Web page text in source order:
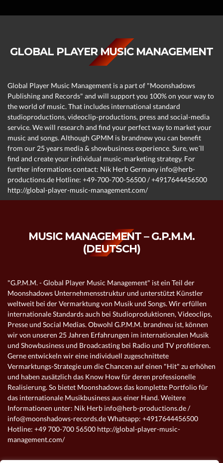
GLOBAL PLAYER MUSIC MANAGEMENT
Global Player Music Management is a part of "Moonshadows
Publishing and Records" and will support you 100% on your way to
the world of music. That includes international standard
studioproductions, videoclip-productions, press and social-media
service. We will research and find your perfect way to market your
music and songs. Although GPMM is brandnew you can benefit
from our 25 years media & showbusiness experience. Sure, we´ll
find and create your individual music-marketing strategy. For
further informations contact: Nik Herb Germany info@herb-
productions.de Hotline: +49-700-700-56500 / +4917644456500
http://global-player-music-management.com/
MUSIC MANAGEMENT – G.P.M.M.
(DEUTSCH)
"G.P.M.M. - Global Player Music Management" ist ein Teil der
Moonshadows Unternehmensstruktur und unterstützt Künstler
weltweit bei der Vermarktung von Musik und Songs. Wir erfüllen
internationale Standards auch bei Studioproduktionen, Videoclips,
Presse und Social Medias. Obwohl G.P.M.M. brandneu ist, können
wir von unseren 25 Jahren Erfahrungen im internationalen Musik
und Showbusiness und Broadcasting bei Radio und TV profitieren.
Gerne entwickeln wir eine individuell zugeschnittete
Vermarktungs-Strategie um die Chancen auf einen "Hit" zu erhöhen
und haben zusätzlich das Know How für deren professionelle
Realisierung. So bietet Moonshadows das komplette Portfolio für
das internationale Musikbusiness aus einer Hand. Weitere
Informationen unter: Nik Herb info@herb-productions.de /
info@moonshadows-records.de Whatsapp: +4917644456500
Hotline: +49 700-700 56500 http://global-player-music-
management.com/